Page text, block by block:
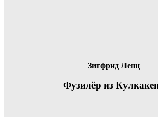
Зигфрид Ленц
Фузилёр из